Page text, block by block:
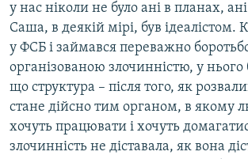
у нас ніколи не було ані в планах,
Саша, в деякій мірі, був ідеалістом.
у ФСБ і займався переважно
організованою злочинністю, у нього
що структура – після того, як
стане дійсно тим органом, в якому
хочуть працювати і хочуть
злочинність не діставала, як вона